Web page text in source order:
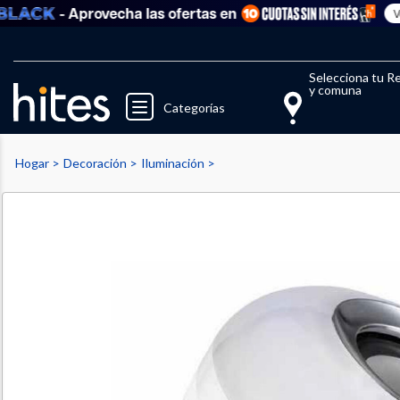
- Aprovecha las ofertas en Ver
Categorías
Selecciona tu
y comuna
Llegaste al límite de productos
Hogar Decoración Iluminación